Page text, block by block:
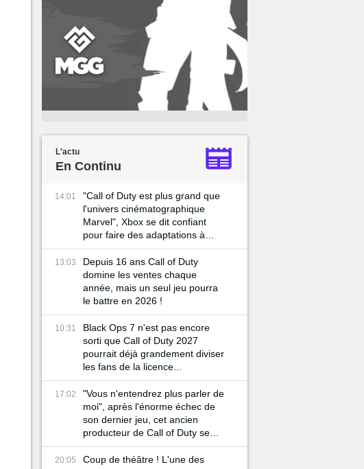
L'actu
En Continu
14:01
"Call of Duty est plus grand que
l'univers cinématographique
Marvel", Xbox se dit confiant
pour faire des adaptations à
Hollywood
13:03
Depuis 16 ans Call of Duty
domine les ventes chaque
année, mais un seul jeu pourra
le battre en 2026 !
10:31
Black Ops 7 n'est pas encore
sorti que Call of Duty 2027
pourrait déjà grandement diviser
les fans de la licence...
17:02
"Vous n'entendrez plus parler de
moi", après l'énorme échec de
son dernier jeu, cet ancien
producteur de Call of Duty se
retire du milieu du gaming
20:05
Coup de théâtre ! L'une des